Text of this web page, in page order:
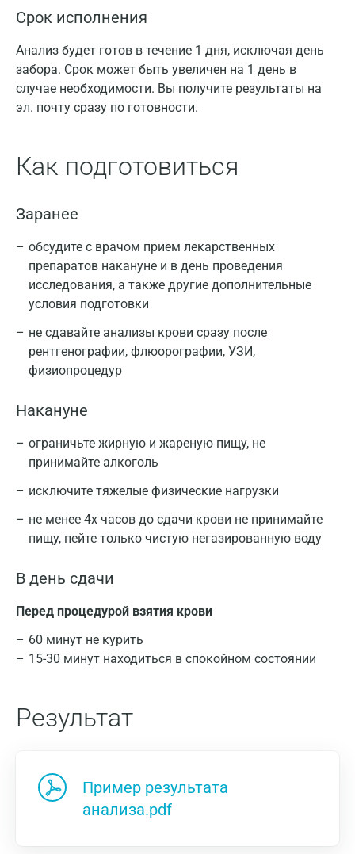
Срок исполнения
Анализ будет готов в течение 1 дня, исключая день
забора. Срок может быть увеличен на 1 день в
случае необходимости. Вы получите результаты на
эл. почту сразу по готовности.
Как подготовиться
Заранее
обсудите с врачом прием лекарственных
препаратов накануне и в день проведения
исследования, а также другие дополнительные
условия подготовки
не сдавайте анализы крови сразу после
рентгенографии, флюорографии, УЗИ,
физиопроцедур
Накануне
ограничьте жирную и жареную пищу, не
принимайте алкоголь
исключите тяжелые физические нагрузки
не менее 4х часов до сдачи крови не принимайте
пищу, пейте только чистую негазированную воду
В день сдачи
Перед процедурой взятия крови
60 минут не курить
15-30 минут находиться в спокойном состоянии
Результат
Пример результата
анализа.pdf